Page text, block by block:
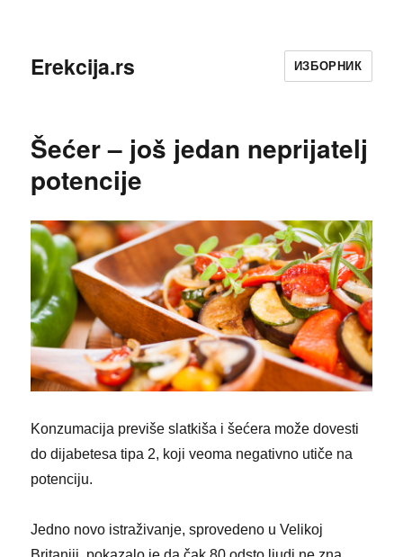
Erekcija.rs ИЗБОРНИК
Šećer – još jedan neprijatelj
potencije
Konzumacija previše slatkiša i šećera može dovesti
do dijabetesa tipa 2, koji veoma negativno utiče na
potenciju.
Jedno novo istraživanje, sprovedeno u Velikoj